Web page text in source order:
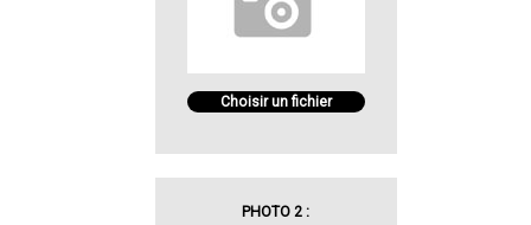
Choisir un fichier
PHOTO 2 :